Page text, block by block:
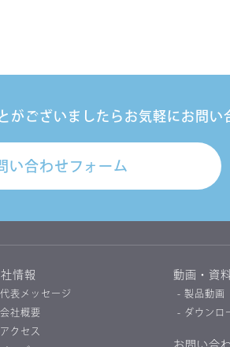
がございましたら お気軽にお問い
い合わせフォーム
情報
表メッセージ
社概要
クセス
動画・資
- 製品動画
- ダウンロ
お問い合